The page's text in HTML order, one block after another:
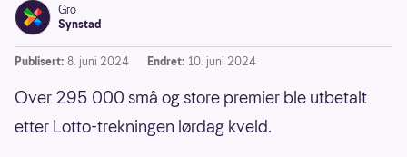
Gro
Synstad
Publisert: 8. juni 2024 Endret: 10. juni 2024
Over 295 000 små og store premier ble utbetalt
etter Lotto-trekningen lørdag kveld.